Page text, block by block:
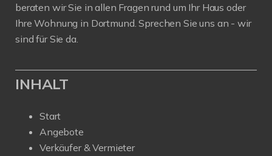
beraten wir Sie in allen Fragen rund um Ihr Haus oder
Ihre Wohnung in Dortmund. Sprechen Sie uns an - wir
sind für Sie da.
INHALT
Start
Angebote
Verkäufer & Vermieter